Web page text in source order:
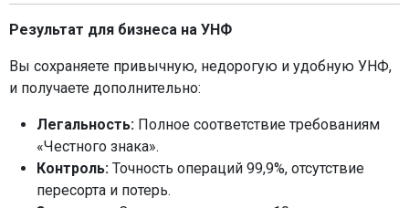
Результат для бизнеса на УНФ
Вы сохраняете привычную, недорогую и удобную УНФ,
и получаете дополнительно:
Легальность: Полное соответствие требованиям
«Честного знака».
Контроль: Точность операций 99,9%, отсутствие
пересорта и потерь.